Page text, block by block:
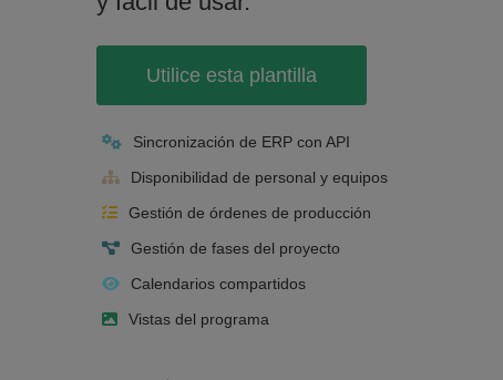
Utilice esta plantilla
Sincronización de ERP con API
Disponibilidad de personal y equipos
Gestión de órdenes de producción
Gestión de fases del proyecto
Calendarios compartidos
Vistas del programa